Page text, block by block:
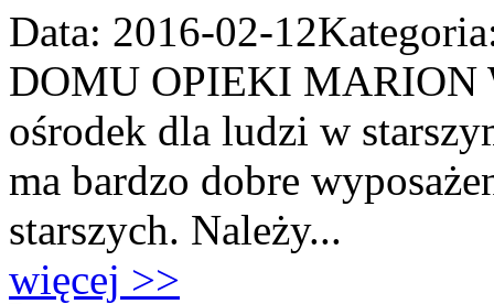
Data: 2016-02-12
DOMU OPIEKI MARION
ośrodek dla ludzi w
ma bardzo dobre
starszych. Należy...
więcej >>